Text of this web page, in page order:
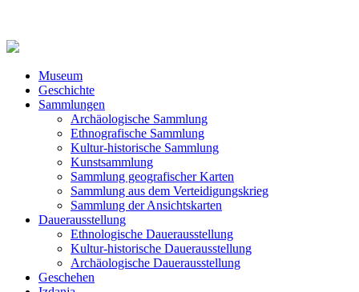
Museum
Geschichte
Sammlungen
Archäologische Sammlung
Ethnografische Sammlung
Kultur-historische Sammlung
Kunstsammlung
Sammlung geografischer Karten
Sammlung aus dem Verteidigungskrieg
Sammlung der Ansichtskarten
Dauerausstellung
Ethnologische Dauerausstellung
Kultur-historische Dauerausstellung
Archäologische Dauerausstellung
Geschehen